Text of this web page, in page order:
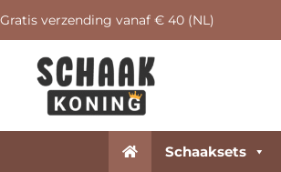
Gratis verzending vanaf € 40 (NL)
Schaaksets